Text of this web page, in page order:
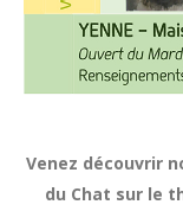
Venez découvrir
du Chat sur le